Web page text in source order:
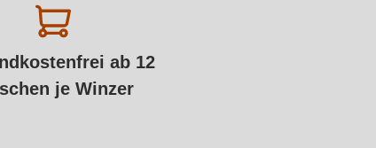
ab 12
je Winzer